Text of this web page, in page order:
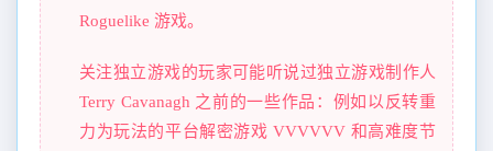
Roguelike 游戏。
关注独立游戏的玩家可能听说过独立游戏制作人
Terry Cavanagh 之前的一些作品：例如以反转重
力为玩法的平台解密游戏 VVVVVV 和高难度节